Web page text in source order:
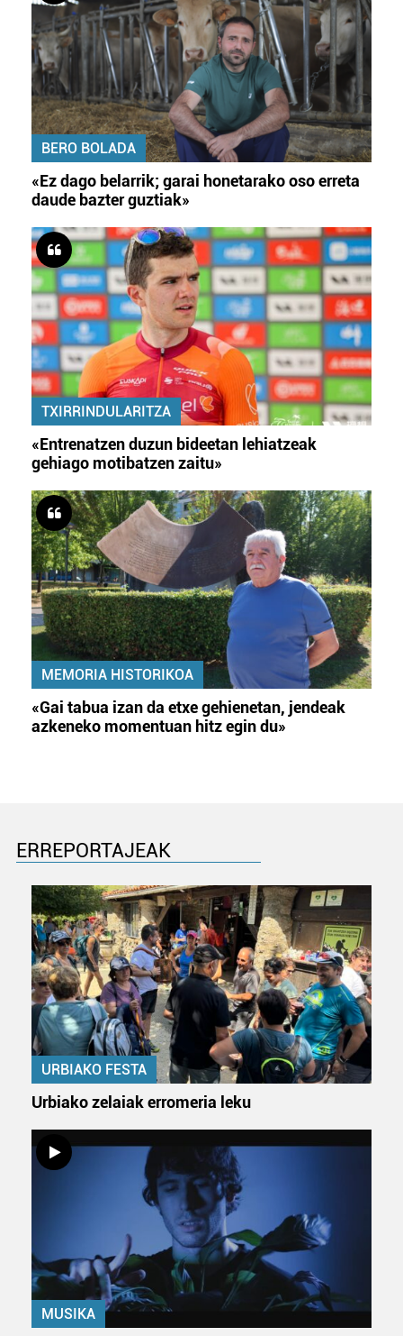
BERO BOLADA
«Ez dago belarrik; garai honetarako oso erreta
daude bazter guztiak»
TXIRRINDULARITZA
«Entrenatzen duzun bideetan lehiatzeak
gehiago motibatzen zaitu»
MEMORIA HISTORIKOA
«Gai tabua izan da etxe gehienetan, jendeak
azkeneko momentuan hitz egin du»
ERREPORTAJEAK
URBIAKO FESTA
Urbiako zelaiak erromeria leku
MUSIKA